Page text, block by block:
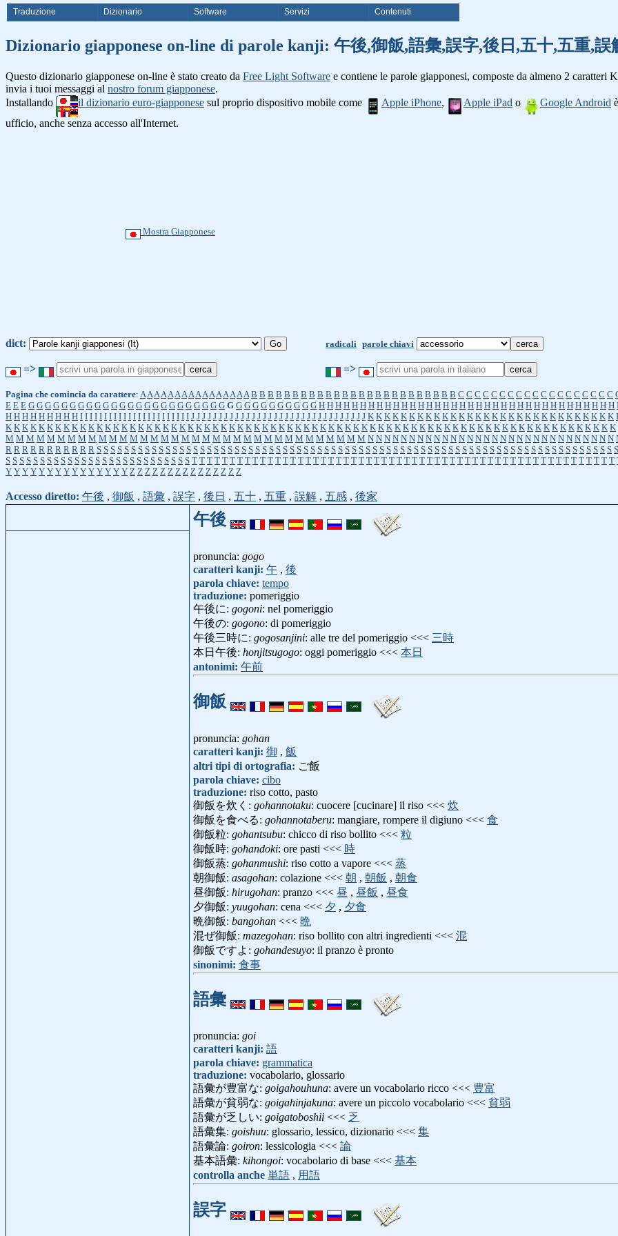
Traduzione Dizionario Software Servizi Contenuti
Dizionario giapponese on-line di parole kanji: 午後,御飯,語彙,誤字,後日,五十,五重,誤
Questo dizionario giapponese on-line è stato creato da Free Light Software e contiene le parole giapponesi, composte da almeno 2 caratteri
invia i tuoi messaggi al nostro forum giapponese.
Installando
il dizionario euro-giapponese sul proprio dispositivo mobile come Apple iPhone, Apple iPad o Google Android
ufficio, anche senza accesso all'Internet.
Mostra Giapponese
dict: radicali parole chiavi
=> =>
Pagina che comincia da carattere: A A A A A A A A A A A A A A A A B B B B B B B B B B B B B B B B B B B B B B B B B C C C C C C C C C C C C C C C C C C C
E E E G G G G G G G G G G G G G G G G G G G G G G G G G G G G G G G G G G G H H H H H H H H H H H H H H H H H H H H H H H H H H H H H H H H H H H H
H H H H H H H H H I I I I I I I I I I I I I I I I I I I I I I I J J J J J J J J J J J J J J J J J J J J J J J J J J J J J J J J K K K K K K K K K K K K K K K K K K K K K K K K K K K K K K
K K K K K K K K K K K K K K K K K K K K K K K K K K K K K K K K K K K K K K K K K K K K K K K K K K K K K K K K K K K K K K K K K K K K K K K K K K
M M M M M M M M M M M M M M M M M M M M M M M M M M M M M M M M M M M N N N N N N N N N N N N N N N N N N N N N N N N N N N N N N
R R R R R R R R R R R S S S S S S S S S S S S S S S S S S S S S S S S S S S S S S S S S S S S S S S S S S S S S S S S S S S S S S S S S S S S S S S S S S S S S S S S S S S S
S S S S S S S S S S S S S S S S S S S S S S S S S S S T T T T T T T T T T T T T T T T T T T T T T T T T T T T T T T T T T T T T T T T T T T T T T T T T T T T T T T T
Y Y Y Y Y Y Y Y Y Y Y Y Y Y Y Z Z Z Z Z Z Z Z Z Z Z Z Z Z Z
Accesso diretto: 午後 , 御飯 , 語彙 , 誤字 , 後日 , 五十 , 五重 , 誤解 , 五感 , 後家
午後
pronuncia: gogo
caratteri kanji: 午 , 後
parola chiave: tempo
traduzione: pomeriggio
午後に: gogoni: nel pomeriggio
午後の: gogono: di pomeriggio
午後三時に: gogosanjini: alle tre del pomeriggio <<< 三時
本日午後: honjitsugogo: oggi pomeriggio <<< 本日
antonimi: 午前
御飯
pronuncia: gohan
caratteri kanji: 御 , 飯
altri tipi di ortografia: ご飯
parola chiave: cibo
traduzione: riso cotto, pasto
御飯を炊く: gohannotaku: cuocere [cucinare] il riso <<< 炊
御飯を食べる: gohannotaberu: mangiare, rompere il digiuno <<< 食
御飯粒: gohantsubu: chicco di riso bollito <<< 粒
御飯時: gohandoki: ore pasti <<< 時
御飯蒸: gohanmushi: riso cotto a vapore <<< 蒸
朝御飯: asagohan: colazione <<< 朝 , 朝飯 , 朝食
昼御飯: hirugohan: pranzo <<< 昼 , 昼飯 , 昼食
夕御飯: yuugohan: cena <<< 夕 , 夕食
晩御飯: bangohan <<< 晩
混ぜ御飯: mazegohan: riso bollito con altri ingredienti <<< 混
御飯ですよ: gohandesuyo: il pranzo è pronto
sinonimi: 食事
語彙
pronuncia: goi
caratteri kanji: 語
parola chiave: grammatica
traduzione: vocabolario, glossario
語彙が豊富な: goigahouhuna: avere un vocabolario ricco <<< 豊富
語彙が貧弱な: goigahinjakuna: avere un piccolo vocabolario <<< 貧弱
語彙が乏しい: goigatoboshii <<< 乏
語彙集: goishuu: glossario, lessico, dizionario <<< 集
語彙論: goiron: lessicologia <<< 論
基本語彙: kihongoi: vocabolario di base <<< 基本
controlla anche 単語 , 用語
誤字